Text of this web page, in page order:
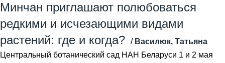
Минчан приглашают полюбоваться
редкими и исчезающими видами
растений: где и когда?
/ Василюк, Татьяна
Центральный ботанический сад НАН Беларуси 1 и 2 мая